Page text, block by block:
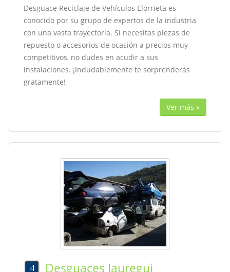
Desguace Reciclaje de Vehículos Elorrieta es
conocido por su grupo de expertos de la industria
con una vasta trayectoria. Si necesitas piezas de
repuesto o accesorios de ocasión a precios muy
competitivos, no dudes en acudir a sus
instalaciones. ¡Indudablemente te sorprenderás
gratamente!
Ver más »
Desguaces Jauregui